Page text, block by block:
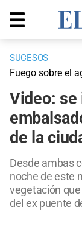
SUCESOS
Fuego sobre el
Video: se
de la
Desde ambas
noche de este
vegetación
del ex puente